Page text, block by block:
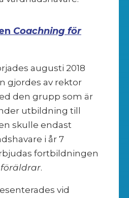
Coachning för
augusti 2018
gjordes av rektor
den grupp som är
utbildning till
skulle endast
i år 7
fortbildningen
föräldrar.
vid